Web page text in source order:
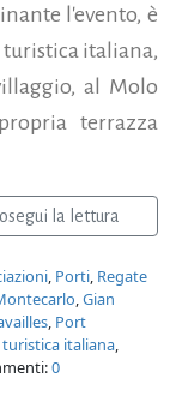
l'evento, è
italiana,
al Molo
terrazza
la lettura
, Porti, Regate
,Gian
, Port
italiana,
0